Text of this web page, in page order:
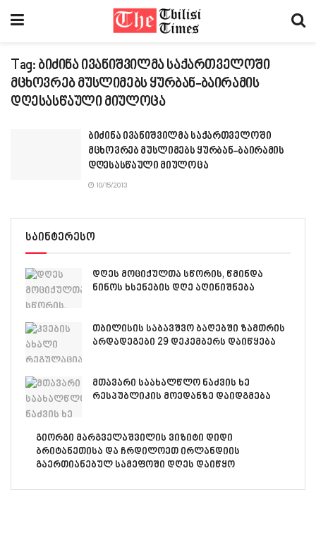
Tag: ბიძინა ივანიშვილმა საქართველოში
მცხოვრებ მუსლიმებს ყურბან-ბაირამის
დღესასწაული მიულოცა
ბიძინა ივანიშვილმა საქართველოში
მცხოვრებ მუსლიმებს ყურბან-ბაირამის
დღესასწაული მიულოცა
10/15/2013
საინტერესო
დღეს მოციქულთა სწორის, წმინდა
ნინოს ხსენების დღე აღინიშნება
თბილისის საბავშვო ბაღებში ზამთრის
არდადეგები 29 დეკემბერს დაიწყება
მთავარი საახალწლო ნაძვის ხე
რესპუბლიკის მოედანზე დაიდგმება
გიორგი მარგველაშვილის ვიზიტი დიდი
ბრიტანეთისა და ჩრდილოეთ ირლანდიის
გაერთიანებულ სამეფოში დღეს დაიწყო